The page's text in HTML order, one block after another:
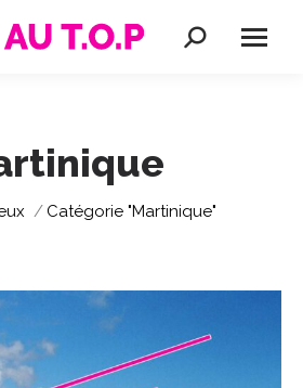
Recherche
ici : Catégorie "Martinique"